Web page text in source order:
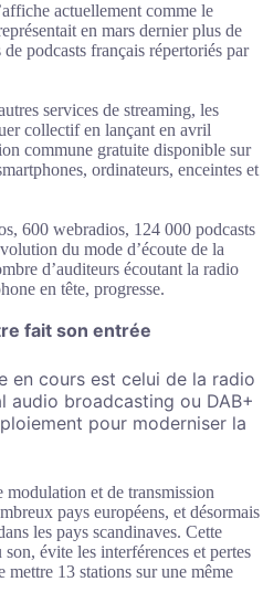
actuellement comme le
en mars dernier plus de
podcasts français répertoriés par
services de streaming, les
collectif en lançant en avril
commune gratuite disponible sur
ordinateurs, enceintes et
600 webradios, 124 000 podcasts
du mode d’écoute de la
d’auditeurs écoutant la radio
en tête, progresse.
fait son entrée
en cours est celui de la radio
audio broadcasting ou DAB+
pour moderniser la
et de transmission
pays européens, et désormais
les pays scandinaves. Cette
évite les interférences et pertes
mettre 13 stations sur une même